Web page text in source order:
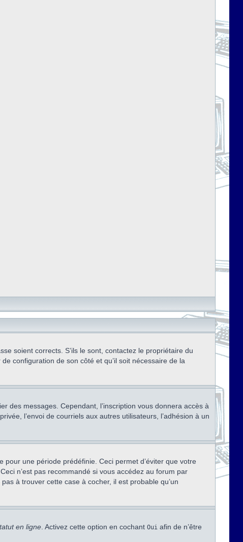
soient corrects. S’ils le sont, contactez le propriétaire du
configuration de son côté et qu’il soit nécessaire de la
des messages. Cependant, l’inscription vous donnera accès à
l’envoi de courriels aux autres utilisateurs, l’adhésion à un
une période prédéfinie. Ceci permet d’éviter que votre
n’est pas recommandé si vous accédez au forum par
à trouver cette case à cocher, il est probable qu’un
en ligne . Activez cette option en cochant Oui afin de n’être